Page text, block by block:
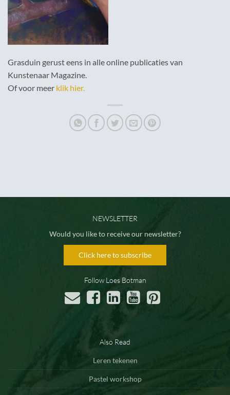
Grasduin gerust eens in alle online publicaties van
Kunstenaar Magazine.
Of voor meer klik hier.
NEWSLETTER
Would you like to receive our newsletter?
Click here to subscribe
Follow Loes Botman
Also Read
Leren tekenen
Pastel workshop